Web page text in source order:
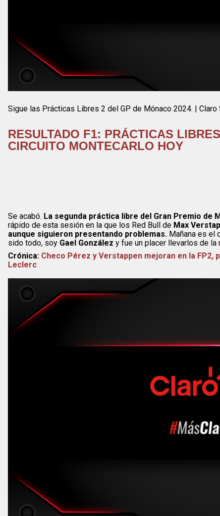
Sigue las Prácticas Libres 2 del GP de Mónaco 2024. | Claro
RESULTADO F1: PRÁCTICAS
CIRCUITO MONTECARLO HOY
Se acabó. La segunda práctica libre del Gran Premio de
rápido de esta sesión en la que los Red Bull de Max
aunque siguieron presentando problemas. Mañana es el
sido todo, soy Gael González y fue un placer llevarlos de la
Crónica: Checo Pérez y Verstappen mejoran en la FP2,
Leclerc